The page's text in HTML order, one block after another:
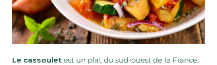
Le cassoulet est un plat du sud-ouest de la France,